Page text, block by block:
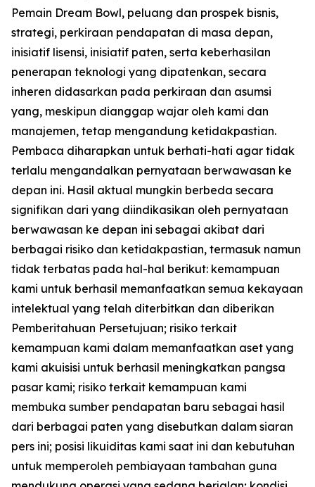
Pemain Dream Bowl, peluang dan prospek bisnis,
strategi, perkiraan pendapatan di masa depan,
inisiatif lisensi, inisiatif paten, serta keberhasilan
penerapan teknologi yang dipatenkan, secara
inheren didasarkan pada perkiraan dan asumsi
yang, meskipun dianggap wajar oleh kami dan
manajemen, tetap mengandung ketidakpastian.
Pembaca diharapkan untuk berhati-hati agar tidak
terlalu mengandalkan pernyataan berwawasan ke
depan ini. Hasil aktual mungkin berbeda secara
signifikan dari yang diindikasikan oleh pernyataan
berwawasan ke depan ini sebagai akibat dari
berbagai risiko dan ketidakpastian, termasuk namun
tidak terbatas pada hal-hal berikut: kemampuan
kami untuk berhasil memanfaatkan semua kekayaan
intelektual yang telah diterbitkan dan diberikan
Pemberitahuan Persetujuan; risiko terkait
kemampuan kami dalam memanfaatkan aset yang
kami akuisisi untuk berhasil meningkatkan pangsa
pasar kami; risiko terkait kemampuan kami
membuka sumber pendapatan baru sebagai hasil
dari berbagai paten yang disebutkan dalam siaran
pers ini; posisi likuiditas kami saat ini dan kebutuhan
untuk memperoleh pembiayaan tambahan guna